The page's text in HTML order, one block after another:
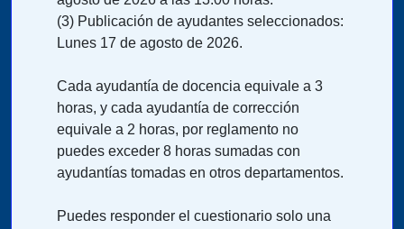
(3) Publicación de ayudantes seleccionados:
Lunes 17 de agosto de 2026.
Cada ayudantía de docencia equivale a 3
horas, y cada ayudantía de corrección
equivale a 2 horas, por reglamento no
puedes exceder 8 horas sumadas con
ayudantías tomadas en otros departamentos.
Puedes responder el cuestionario solo una